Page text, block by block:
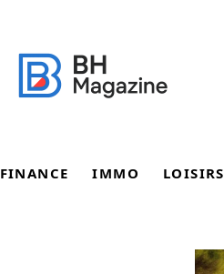
FINANCE IMMO LOISIRS